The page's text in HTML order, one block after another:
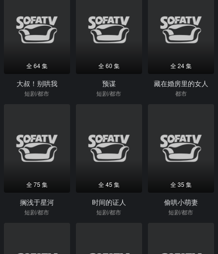
全 64 集
大叔！别哄我
短剧/都市
全 60 集
预谋
短剧/都市
全 24 集
藏在婚房里的女人
都市
全 75 集
搁浅于星河
短剧/都市
全 45 集
时间的证人
短剧/都市
全 35 集
偷哄小萌妻
短剧/都市